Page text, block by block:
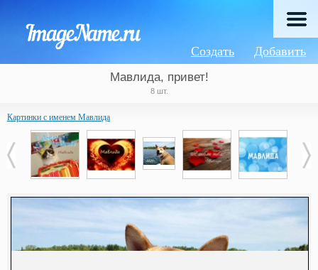
Добавить
Создать
Мавлида, привет!
8 шт.
Картинки с именем Мавлида